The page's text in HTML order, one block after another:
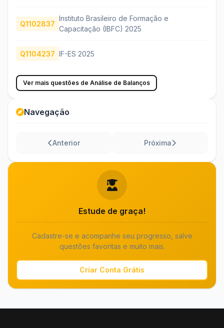
Q1102837
Instituto Brasileiro de Formação e
Capacitação (IBFC) 2025
Q1104237 IF-ES 2025
Ver mais questões de Análise de Balanços
Navegação
Anterior Próxima
Estude de graça!
Cadastre-se e acompanhe seu progresso, salve
questões favoritas e muito mais.
Criar Conta Grátis